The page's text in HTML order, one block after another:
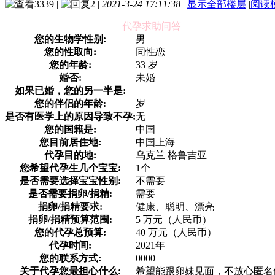
3339 | 2 | 2021-3-24 17:11:38 | 显示全部楼层 |阅读
代孕求助问答
您的生物学性别:
男
您的性取向:
同性恋
您的年龄:
33 岁
婚否:
未婚
如果已婚，您的另一半是:
您的伴侣的年龄:
岁
是否有医学上的原因导致不孕:无
您的国籍是:
中国
您目前居住地:
中国上海
代孕目的地:
乌克兰 格鲁吉亚
您希望代孕生几个宝宝:
1个
是否需要选择宝宝性别:
不需要
是否需要捐卵/捐精:
需要
捐卵/捐精要求:
健康、聪明、漂亮
捐卵/捐精预算范围:
5 万元（人民币）
您的代孕总预算:
40 万元（人民币）
代孕时间:
2021年
您的联系方式:
0000
关于代孕您最担心什么:
希望能跟卵妹见面，不放心匿名